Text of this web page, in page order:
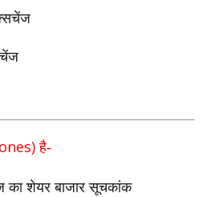
है-
का शेयर बाजार सूचकांक